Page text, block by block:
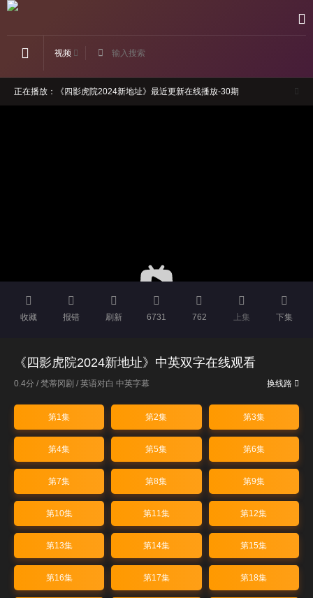
视频
正在播放：《四影虎院2024新地址》最近更新在线播放-30期
收藏 报错 刷新 6731 762 上集 下集
《四影虎院2024新地址》中英双字在线观看
换线路
0.4分 / 梵蒂冈剧 / 英语对白 中英字幕
第1集 第2集 第3集
第4集 第5集 第6集
第7集 第8集 第9集
第10集 第11集 第12集
第13集 第14集 第15集
第16集 第17集 第18集